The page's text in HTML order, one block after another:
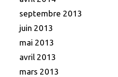
septembre 2013
juin 2013
mai 2013
avril 2013
mars 2013